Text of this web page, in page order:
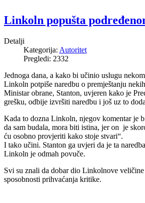
Linkoln popušta
Detalji
Kategorija: Autoritet
Pregledi: 2332
Jednoga dana, a kako bi učinio uslugu
Linkoln potpiše naredbu o premještanju
Ministar obrane, Stanton, uvjeren kako je
grešku, odbije izvršiti naredbu i još uz to
Kada to dozna Linkoln, njegov komentar je
da sam budala, mora biti istina, jer on je
ću osobno provjeriti kako stoje stvari“.
I tako učini. Stanton ga uvjeri da je ta
Linkoln je odmah povuče.
Svi su znali da dobar dio Linkolnove
sposobnosti prihvaćanja kritike.